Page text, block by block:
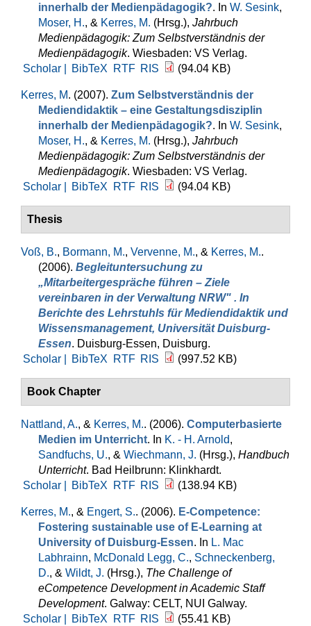
innerhalb der Medienpädagogik?. In W. Sesink,
Moser, H., & Kerres, M. (Hrsg.), Jahrbuch
Medienpädagogik: Zum Selbstverständnis der
Medienpädagogik. Wiesbaden: VS Verlag.
Scholar |
BibTeX RTF RIS (94.04 KB)
Kerres, M. (2007). Zum Selbstverständnis der
Mediendidaktik – eine Gestaltungsdisziplin
innerhalb der Medienpädagogik?. In W. Sesink,
Moser, H., & Kerres, M. (Hrsg.), Jahrbuch
Medienpädagogik: Zum Selbstverständnis der
Medienpädagogik. Wiesbaden: VS Verlag.
Scholar |
BibTeX RTF RIS (94.04 KB)
Thesis
Voß, B., Bormann, M., Vervenne, M., & Kerres, M..
(2006). Begleituntersuchung zu
„Mitarbeitergespräche führen – Ziele
vereinbaren in der Verwaltung NRW" . In
Berichte des Lehrstuhls für Mediendidaktik und
Wissensmanagement, Universität Duisburg-
Essen. Duisburg-Essen, Duisburg.
Scholar |
BibTeX RTF RIS (997.52 KB)
Book Chapter
Nattland, A., & Kerres, M.. (2006). Computerbasierte
Medien im Unterricht. In K. - H. Arnold,
Sandfuchs, U., & Wiechmann, J. (Hrsg.), Handbuch
Unterricht. Bad Heilbrunn: Klinkhardt.
Scholar |
BibTeX RTF RIS (138.94 KB)
Kerres, M., & Engert, S.. (2006). E-Competence:
Fostering sustainable use of E-Learning at
University of Duisburg-Essen. In L. Mac
Labhrainn, McDonald Legg, C., Schneckenberg,
D., & Wildt, J. (Hrsg.), The Challenge of
eCompetence Development in Academic Staff
Development. Galway: CELT, NUI Galway.
Scholar |
BibTeX RTF RIS (55.41 KB)